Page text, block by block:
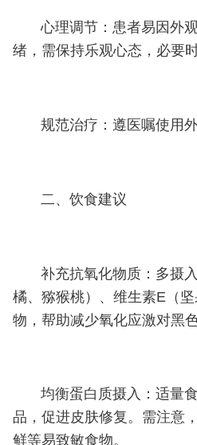
心理调节：患者易因外
绪，需保持乐观心态，必要
规范治疗：遵医嘱使用
二、饮食建议
补充抗氧化物质：多摄
橘、猕猴桃）、维生素E（
物，帮助减少氧化应激对黑
均衡蛋白质摄入：适量
品，促进皮肤修复。需注意
鲜等易致敏食物。